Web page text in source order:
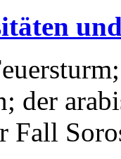
der
Fall